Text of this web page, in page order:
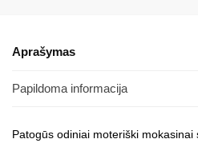
Aprašymas
Papildoma informacija
Patogūs odiniai moteriški